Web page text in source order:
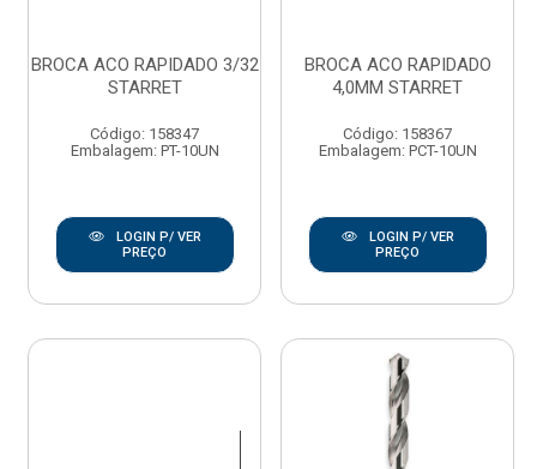
BROCA ACO RAPIDADO 3/32
STARRET
Código: 158347
Embalagem: PT-10UN
LOGIN P/ VER
PREÇO
BROCA ACO RAPIDADO
4,0MM STARRET
Código: 158367
Embalagem: PCT-10UN
LOGIN P/ VER
PREÇO